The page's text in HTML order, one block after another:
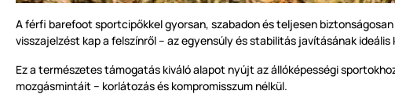
A férfi barefoot sportcipőkkel gyorsan, szabadon és teljesen
visszajelzést kap a felszínről – az egyensúly és stabilitás javításának ideális
Ez a természetes támogatás kiváló alapot nyújt az állóképességi
mozgásmintáit – korlátozás és kompromisszum nélkül.